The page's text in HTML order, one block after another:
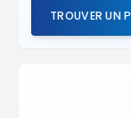
TROUVER UN